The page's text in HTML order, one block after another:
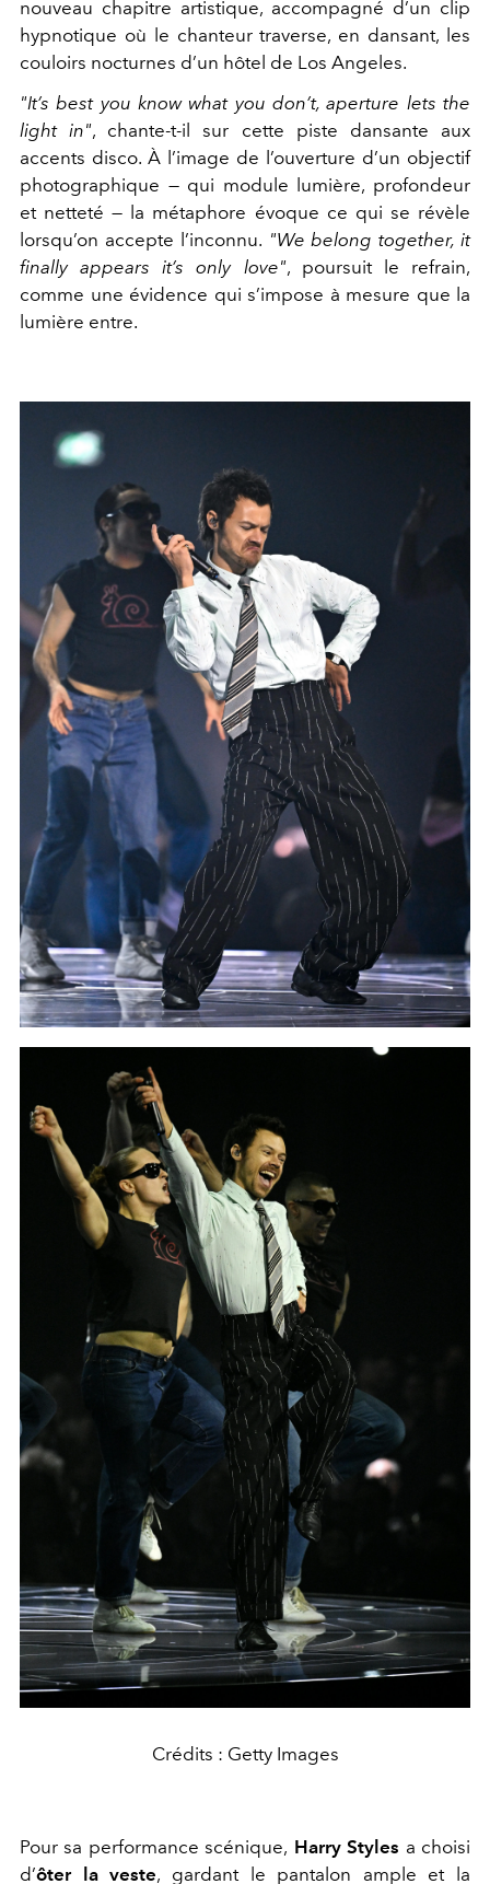
nouveau chapitre artistique, accompagné d’un clip
hypnotique où le chanteur traverse, en dansant, les
couloirs nocturnes d’un hôtel de Los Angeles.
"It’s best you know what you don’t, aperture lets the
light in", chante-t-il sur cette piste dansante aux
accents disco. À l’image de l’ouverture d’un objectif
photographique — qui module lumière, profondeur
et netteté — la métaphore évoque ce qui se révèle
lorsqu’on accepte l’inconnu. "We belong together, it
finally appears it’s only love", poursuit le refrain,
comme une évidence qui s’impose à mesure que la
lumière entre.
Crédits : Getty Images
Pour sa performance scénique, Harry Styles a choisi
d’ôter la veste, gardant le pantalon ample et la